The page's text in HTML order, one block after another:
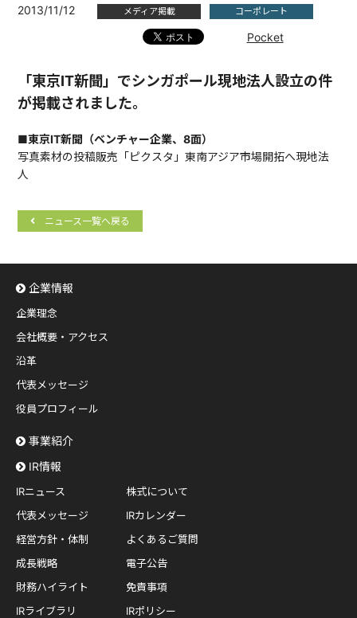
2013/11/12 メディア掲載 コーポレート
Pocket
「東京IT新聞」でシンガポール現地法人設立の件
が掲載されました。
■東京IT新聞（ベンチャー企業、8面）
写真素材の投稿販売「ピクスタ」東南アジア市場開拓へ現地法
人
ニュース一覧へ戻る
企業情報
企業理念
会社概要・アクセス
沿革
代表メッセージ
役員プロフィール
事業紹介
IR情報
IRニュース
代表メッセージ
経営方針・体制
成長戦略
財務ハイライト
IRライブラリ
株式について
IRカレンダー
よくあるご質問
電子公告
免責事項
IRポリシー